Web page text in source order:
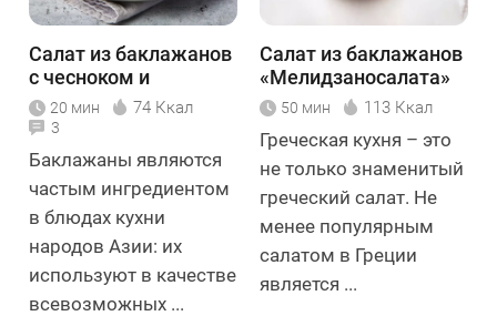
Салат из баклажанов
с чесноком и
помидорами
20 мин 74 Ккал
3
Баклажаны являются
частым ингредиентом
в блюдах кухни
народов Азии: их
используют в качестве
всевозможных ...
Салат из баклажанов
«Мелидзаносалата»
50 мин 113 Ккал
Греческая кухня – это
не только знаменитый
греческий салат. Не
менее популярным
салатом в Греции
является ...